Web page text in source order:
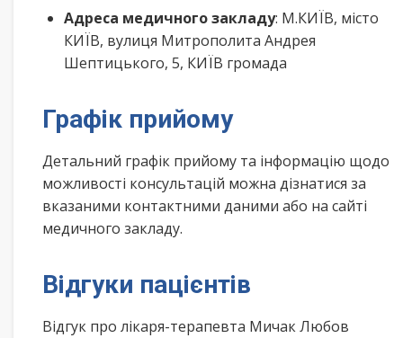
Адреса медичного закладу: М.КИЇВ, місто
КИЇВ, вулиця Митрополита Андрея
Шептицького, 5, КИЇВ громада
Графік прийому
Детальний графік прийому та інформацію щодо
можливості консультацій можна дізнатися за
вказаними контактними даними або на сайті
медичного закладу.
Відгуки пацієнтів
Відгук про лікаря-терапевта Мичак Любов